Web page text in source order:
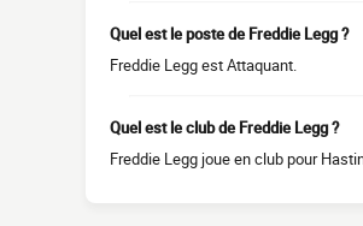
Quel est le poste de Freddie Legg ?
Freddie Legg est Attaquant.
Quel est le club de Freddie Legg ?
Freddie Legg joue en club pour